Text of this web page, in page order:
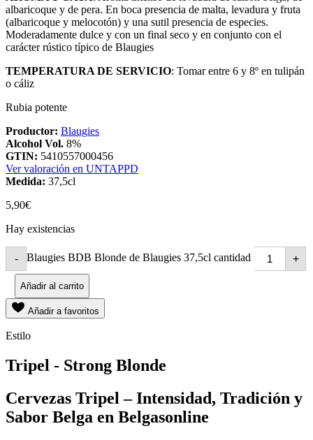
albaricoque y de pera. En boca presencia de malta, levadura y fruta
(albaricoque y melocotón) y una sutil presencia de especies.
Moderadamente dulce y con un final seco y en conjunto con el
carácter rústico típico de Blaugies
TEMPERATURA DE SERVICIO: Tomar entre 6 y 8º en tulipán
o cáliz
Rubia potente
Productor: Blaugies
Alcohol Vol. 8%
GTIN: 5410557000456
Ver valoración en UNTAPPD
Medida: 37,5cl
5,90€
Hay existencias
- Blaugies BDB Blonde de Blaugies 37,5cl cantidad +
Añadir al carrito
Añadir a favoritos
Estilo
Tripel - Strong Blonde
Cervezas Tripel – Intensidad, Tradición y
Sabor Belga en Belgasonline